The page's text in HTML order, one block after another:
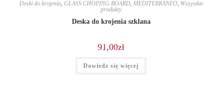
Deski do krojenia, GLASS CHOPING BOARD, MEDITERRANEO, Wszystkie
produkty
Deska do krojenia szklana
91,00zł
Dowiedz się więcej